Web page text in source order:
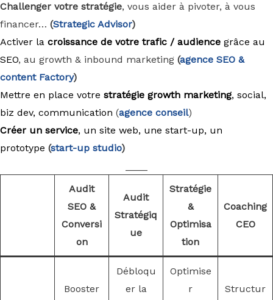
Challenger votre stratégie, vous aider à pivoter, à vous
financer… (Strategic Advisor)
Activer la croissance de votre trafic / audience grâce au
SEO, au growth & inbound marketing (agence SEO &
content Factory)
Mettre en place votre stratégie growth marketing, social,
biz dev, communication (agence conseil)
Créer un service, un site web, une start-up, un
prototype (start-up studio)
Audit
SEO &
Conversi
on
Audit
Stratégiq
ue
Stratégie
&
Optimisa
tion
Coaching
CEO
Booster
Débloqu
er la
Optimise
r
Structur